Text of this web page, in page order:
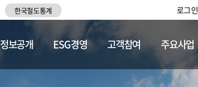
한국철도통계 로그인
정보공개 ESG경영 고객참여 주요사업